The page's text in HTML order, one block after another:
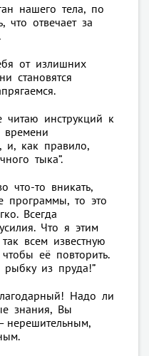
нашего тела, по
что отвечает за
от излишних
становятся
инструкций к
как правило,
тыка”.
что-то вникать,
программы, то это
Всегда
Что я этим
всем известную
её повторить.
из пруда!”
Надо ли
знания, Вы
нерешительным,